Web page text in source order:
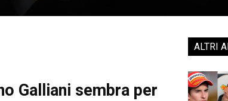
Galliani sembra per
ALTRI